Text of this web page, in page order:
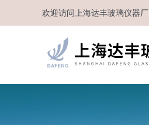
欢迎访问 上海达丰玻璃仪器厂